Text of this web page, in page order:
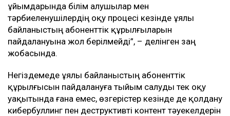
ұйымдарында білім алушылар мен
тәрбиеленушілердің оқу процесі кезінде ұялы
байланыстың абоненттік құрылғыларын
пайдалануына жол берілмейді”, – делінген заң
жобасында.
Негіздемеде ұялы байланыстың абоненттік
құрылғысын пайдалануға тыйым салуды тек оқу
уақытында ғана емес, өзгерістер кезінде де қолдану
кибербуллинг пен деструктивті контент тәуекелдерін